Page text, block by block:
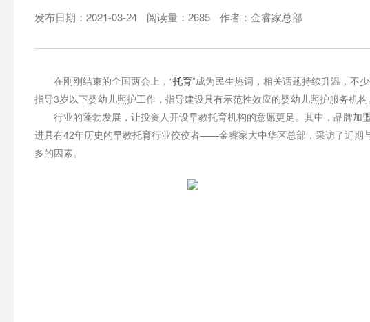
发布日期：2021-03-24 阅读量：2685 作者：金睿家总部
在刚刚结束的全国两会上，“托育”成为民生热词，相关话题持续升温，不
指导3岁以下婴幼儿照护工作，指导建设具有示范性效应的婴幼儿照护服务机
行业的蓬勃发展，让投资人开设早教托育机构的意愿更足。其中，品牌加
进具有42年历史的早教托育行业佼佼者——金睿家大中华区总部，采访了近期
多的因素。